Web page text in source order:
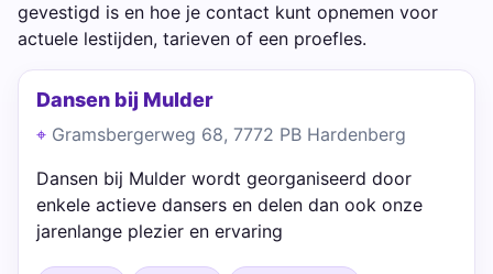
gevestigd is en hoe je contact kunt opnemen voor
actuele lestijden, tarieven of een proefles.
Dansen bij Mulder
Gramsbergerweg 68, 7772 PB Hardenberg
Dansen bij Mulder wordt georganiseerd door
enkele actieve dansers en delen dan ook onze
jarenlange plezier en ervaring